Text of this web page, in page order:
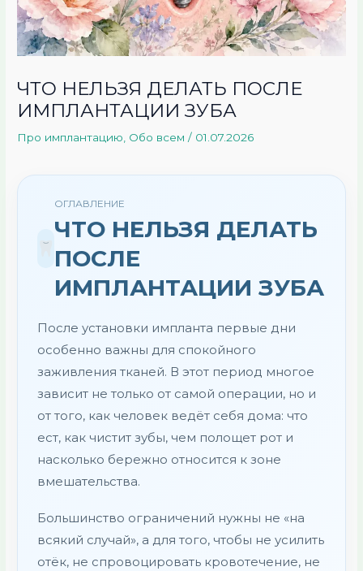
ЧТО НЕЛЬЗЯ ДЕЛАТЬ ПОСЛЕ
ИМПЛАНТАЦИИ ЗУБА
Про имплантацию, Обо всем / 01.07.2026
ОГЛАВЛЕНИЕ
ЧТО НЕЛЬЗЯ ДЕЛАТЬ
ПОСЛЕ
ИМПЛАНТАЦИИ ЗУБА
После установки импланта первые дни
особенно важны для спокойного
заживления тканей. В этот период многое
зависит не только от самой операции, но и
от того, как человек ведёт себя дома: что
ест, как чистит зубы, чем полощет рот и
насколько бережно относится к зоне
вмешательства.
Большинство ограничений нужны не «на
всякий случай», а для того, чтобы не усилить
отёк, не спровоцировать кровотечение, не